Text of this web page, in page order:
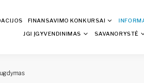
FINANSAVIMO KONKURSAI
JGI ĮGYVENDINIMAS
SAVANORYSTĖ